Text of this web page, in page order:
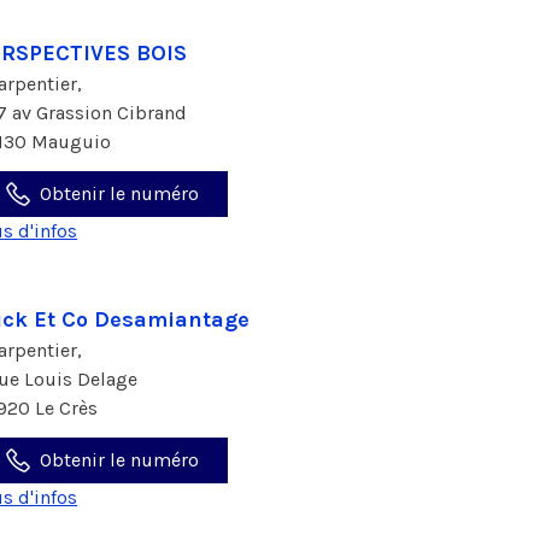
BOIS
av Grassion Cibrand
Mauguio
Obtenir le numéro
d'infos
Et Co Desamiantage
Louis Delage
Le Crès
Obtenir le numéro
d'infos